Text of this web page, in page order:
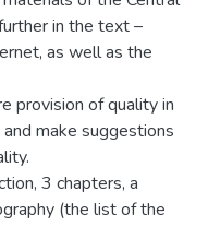
in the text –
as well as the
provision of quality in
make suggestions
3 chapters, a
(the list of the